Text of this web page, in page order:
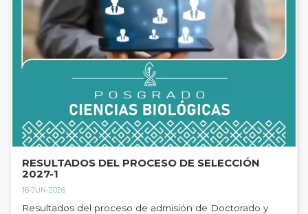
RESULTADOS DEL PROCESO DE SELECCIÓN
2027-1
16-JUN-2026
Resultados del proceso de admisión de Doctorado y